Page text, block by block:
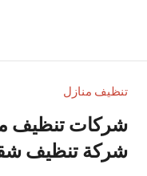
الكويت
للاعلانات
بالكويت
تنظيف منازل
شركة تنظيف